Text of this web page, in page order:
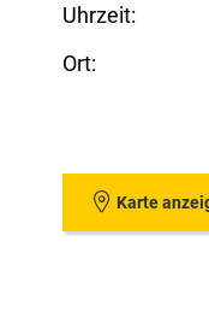
Uhrzeit:
Ort:
Karte